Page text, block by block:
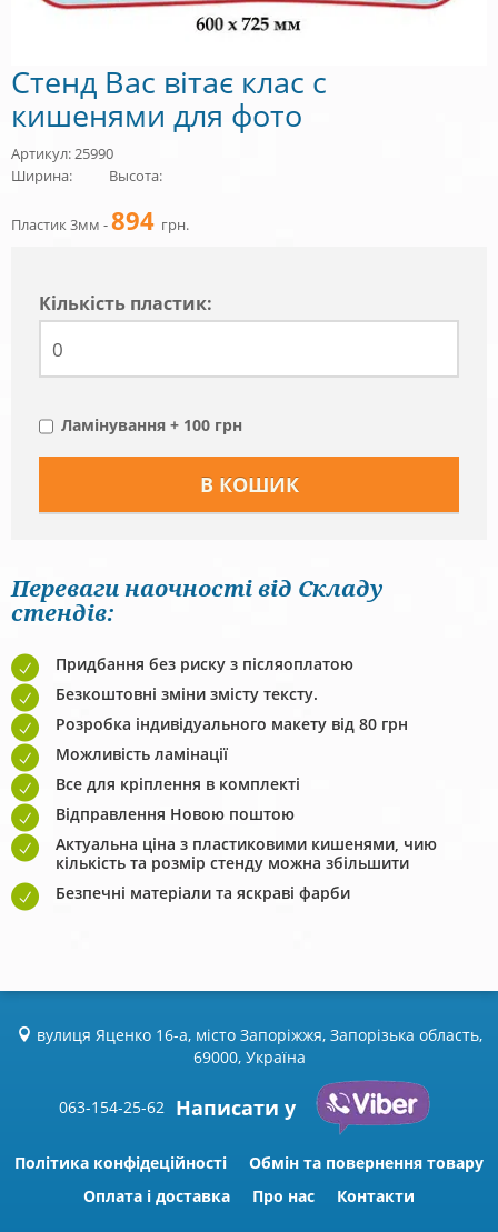
Стенд Вас вітає клас с
кишенями для фото
Артикул: 25990
Ширина:
Высота:
Пластик 3мм -894 грн.
Кiлькiсть пластик:
Ламінування + 100 грн
Переваги наочності від Складу
стендів:
Придбання без риску з післяоплатою
Безкоштовні зміни змісту тексту.
Розробка індивідуального макету від 80 грн
Можливість ламінації
Все для кріплення в комплекті
Відправлення Новою поштою
Актуальна ціна з пластиковими кишенями, чию
кількість та розмір стенду можна збільшити
Безпечні матеріали та яскраві фарби
вулиця Яценко 16-а, місто Запоріжжя, Запорізька область,
69000, Україна
063-154-25-62 Написати у
Політика конфідеційності
Обмін та повернення товару
Оплата і доставка
Про нас Контакти